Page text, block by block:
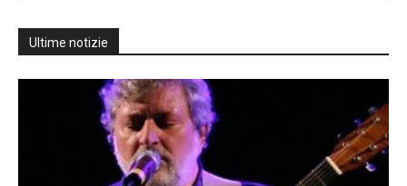
Ultime notizie